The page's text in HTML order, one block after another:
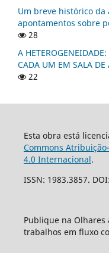
Um breve histórico
apontamentos sobre
28
A
CADA UM EM SALA DE
22
Esta obra está
Commons
4.0 Internacional.
ISSN: 1983.3857. DOI:
Publique na
trabalhos em fluxo